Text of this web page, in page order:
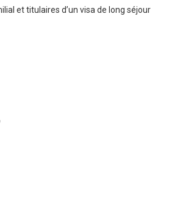
et titulaires d’un visa de long séjour